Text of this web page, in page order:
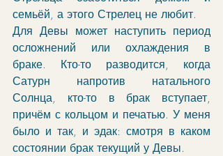
семьёй, а этого Стрелец не любит.
Для Девы может наступить период
осложнений или охлаждения в
браке. Кто-то разводится, когда
Сатурн напротив натального
Солнца, кто-то в брак вступает,
причём с кольцом и печатью. У меня
было и так, и эдак: смотря в каком
состоянии брак текущий у Девы.